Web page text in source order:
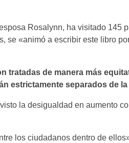
Rosalynn, ha visitado 145
se «animó a escribir este libro
tratadas de manera más
estrictamente separados de
la desigualdad en aumento
los ciudadanos dentro de